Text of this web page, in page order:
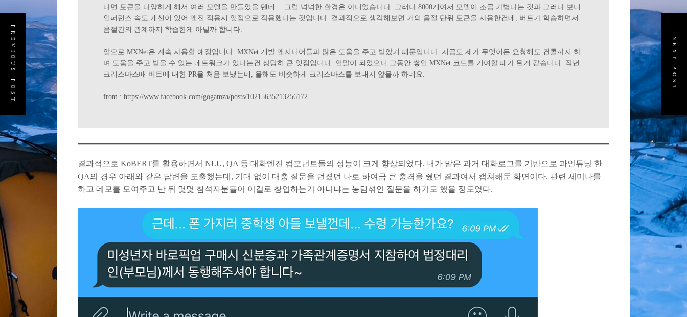
다면 토큰을 다양하게 해서 여러 모델을 만들었을 텐데… 그럴 넉넉한 환경은 아니었습니다. 그러나 8000개여서 모델이 조금 가볍다는 것과 그러다 보니
인퍼런스 속도 개선이 있어 엔진 적용시 잇점으로 작용했다는 것입니다. 결과적으로 생각해보면 거의 음절 단위 토큰을 사용한건데, 버트가 학습하면서
음절간의 관계까지 학습한게 아닐까 합니다.
앞으로 MXNet은 계속 사용할 예정입니다. MXNet 개발 엔지니어들과 많은 도움을 주고 받았기 때문입니다. 지금도 제가 무엇이든 요청해도 컨콜까지 하
며 도움을 주고 받을 수 있는 네트워크가 있다는건 상당히 큰 잇점입니다. 연말이 되었으니 그동안 쌓인 MXNet 코드를 기여할 때가 된거 같습니다. 작년
크리스마스때 버트에 대한 PR을 처음 보냈는데, 올해도 비슷하게 크리스마스를 보내지 않을까 하네요.
from : https://www.facebook.com/gogamza/posts/10215635213256172
결과적으로 KoBERT를 활용하면서 NLU, QA 등 대화엔진 컴포넌트들의 성능이 크게 향상되었다. 내가 맡은 과거 대화로그를 기반으로 파인튜닝 한
QA의 경우 아래와 같은 답변을 도출했는데, 기대 없이 대충 질문을 던졌던 나로 하여금 큰 충격을 줬던 결과여서 캡쳐해둔 화면이다. 관련 세미나를
하고 데모를 모여주고 난 뒤 몇몇 참석자분들이 이걸로 창업하는거 아니냐는 농담섞인 질문을 하기도 했을 정도였다.
PREVIOUS POST NEXT POST